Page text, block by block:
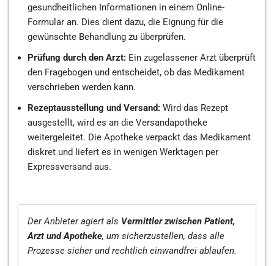
gesundheitlichen Informationen in einem Online-
Formular an. Dies dient dazu, die Eignung für die
gewünschte Behandlung zu überprüfen.
Prüfung durch den Arzt: Ein zugelassener Arzt überprüft
den Fragebogen und entscheidet, ob das Medikament
verschrieben werden kann.
Rezeptausstellung und Versand: Wird das Rezept
ausgestellt, wird es an die Versandapotheke
weitergeleitet. Die Apotheke verpackt das Medikament
diskret und liefert es in wenigen Werktagen per
Expressversand aus.
Der Anbieter agiert als Vermittler zwischen Patient,
Arzt und Apotheke, um sicherzustellen, dass alle
Prozesse sicher und rechtlich einwandfrei ablaufen.